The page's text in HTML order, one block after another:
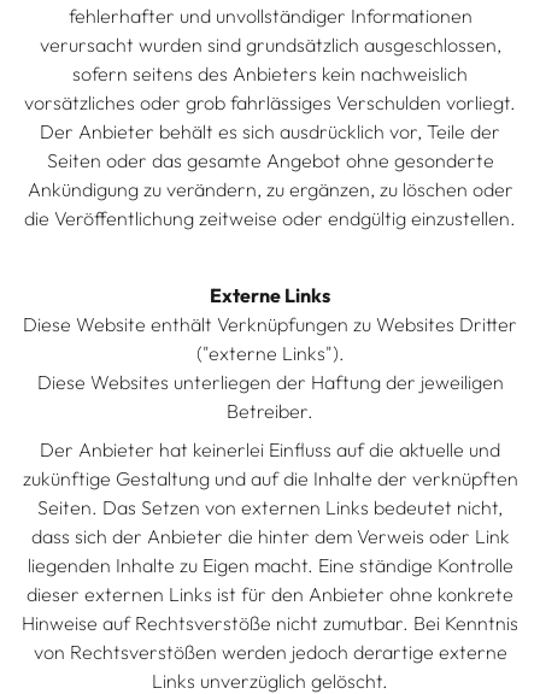
fehlerhafter und unvollständiger Informationen
verursacht wurden sind grundsätzlich ausgeschlossen,
sofern seitens des Anbieters kein nachweislich
vorsätzliches oder grob fahrlässiges Verschulden vorliegt.
Der Anbieter behält es sich ausdrücklich vor, Teile der
Seiten oder das gesamte Angebot ohne gesonderte
Ankündigung zu verändern, zu ergänzen, zu löschen oder
die Veröffentlichung zeitweise oder endgültig einzustellen.
Externe Links
Diese Website enthält Verknüpfungen zu Websites Dritter
("externe Links").
Diese Websites unterliegen der Haftung der jeweiligen
Betreiber.
Der Anbieter hat keinerlei Einfluss auf die aktuelle und
zukünftige Gestaltung und auf die Inhalte der verknüpften
Seiten. Das Setzen von externen Links bedeutet nicht,
dass sich der Anbieter die hinter dem Verweis oder Link
liegenden Inhalte zu Eigen macht. Eine ständige Kontrolle
dieser externen Links ist für den Anbieter ohne konkrete
Hinweise auf Rechtsverstöße nicht zumutbar. Bei Kenntnis
von Rechtsverstößen werden jedoch derartige externe
Links unverzüglich gelöscht.